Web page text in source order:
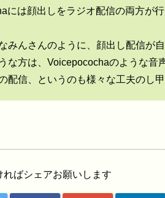
には顔出しをラジオ配信の両方が
みんさんのように、顔出し配信が
な方は、Voicepocochaのような音
配信、というのも様々な工夫のし
ればシェアお願いします